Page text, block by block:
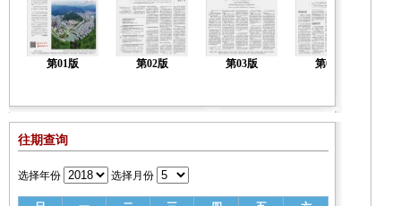
第01版 第02版 第03版 第04版
往期查询
选择年份 选择月份